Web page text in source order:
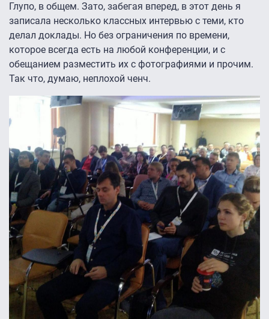
Глупо, в общем. Зато, забегая вперед, в этот день я
записала несколько классных интервью с теми, кто
делал доклады. Но без ограничения по времени,
которое всегда есть на любой конференции, и с
обещанием разместить их с фотографиями и прочим.
Так что, думаю, неплохой ченч.